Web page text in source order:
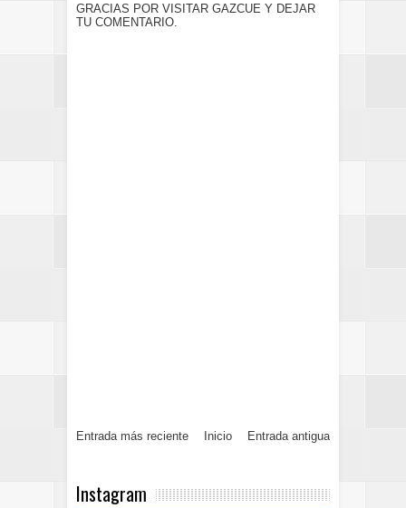
GRACIAS POR VISITAR GAZCUE Y DEJAR
TU COMENTARIO.
Entrada más reciente Entrada antigua
Inicio
Instagram